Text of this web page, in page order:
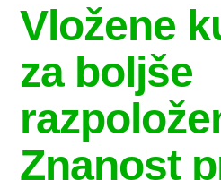
Vložene
za boljše
Znanost